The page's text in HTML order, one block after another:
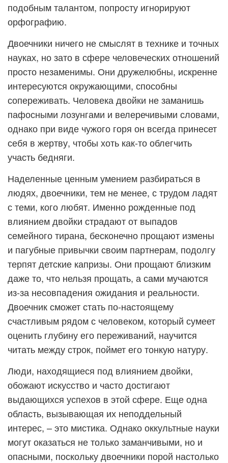
подобным талантом, попросту игнорируют
орфографию.
Двоечники ничего не смыслят в технике и точных
науках, но зато в сфере человеческих отношений
просто незаменимы. Они дружелюбны, искренне
интересуются окружающими, способны
сопереживать. Человека двойки не заманишь
пафосными лозунгами и велеречивыми словами,
однако при виде чужого горя он всегда принесет
себя в жертву, чтобы хоть как-то облегчить
участь бедняги.
Наделенные ценным умением разбираться в
людях, двоечники, тем не менее, с трудом ладят
с теми, кого любят. Именно рожденные под
влиянием двойки страдают от выпадов
семейного тирана, бесконечно прощают измены
и пагубные привычки своим партнерам, подолгу
терпят детские капризы. Они прощают близким
даже то, что нельзя прощать, а сами мучаются
из-за несовпадения ожидания и реальности.
Двоечник сможет стать по-настоящему
счастливым рядом с человеком, который сумеет
оценить глубину его переживаний, научится
читать между строк, поймет его тонкую натуру.
Люди, находящиеся под влиянием двойки,
обожают искусство и часто достигают
выдающихся успехов в этой сфере. Еще одна
область, вызывающая их неподдельный
интерес, – это мистика. Однако оккультные науки
могут оказаться не только заманчивыми, но и
опасными, поскольку двоечники порой настолько